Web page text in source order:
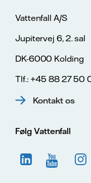
Vattenfall A/S
Jupitervej 6, 2. sal
DK-6000 Kolding
Tlf.: +45 88 27 50
Kontakt os
Følg Vattenfall